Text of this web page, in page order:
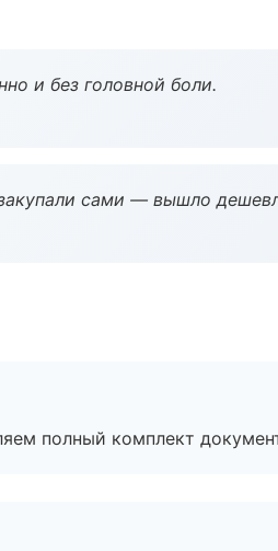
и без головной боли.
сами — вышло
полный комплект